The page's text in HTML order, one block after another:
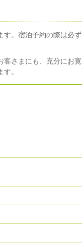
す。宿泊予約の際は必ず
客さまにも、充分にお寛
。